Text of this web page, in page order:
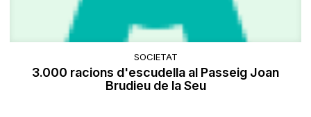
SOCIETAT
3.000 racions d'escudella al Passeig Joan
Brudieu de la Seu